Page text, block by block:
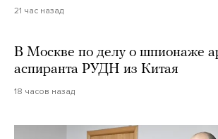
21 час назад
В Москве по делу о шпионаже
аспиранта РУДН из Китая
18 часов назад